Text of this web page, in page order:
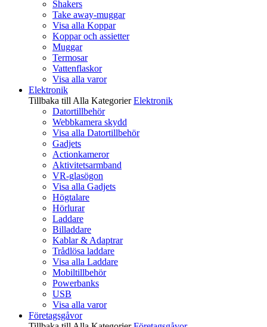
Shakers
Take away-muggar
Visa alla Koppar
Koppar och assietter
Muggar
Termosar
Vattenflaskor
Visa alla varor
Elektronik
Tillbaka till Alla Kategorier Elektronik
Datortillbehör
Webbkamera skydd
Visa alla Datortillbehör
Gadjets
Actionkameror
Aktivitetsarmband
VR-glasögon
Visa alla Gadjets
Högtalare
Hörlurar
Laddare
Billaddare
Kablar & Adaptrar
Trådlösa laddare
Visa alla Laddare
Mobiltillbehör
Powerbanks
USB
Visa alla varor
Företagsgåvor